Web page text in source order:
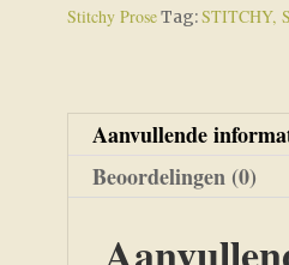
Stitchy ProseTag:STITCHY,
Aanvullende
Beoordelingen (0)